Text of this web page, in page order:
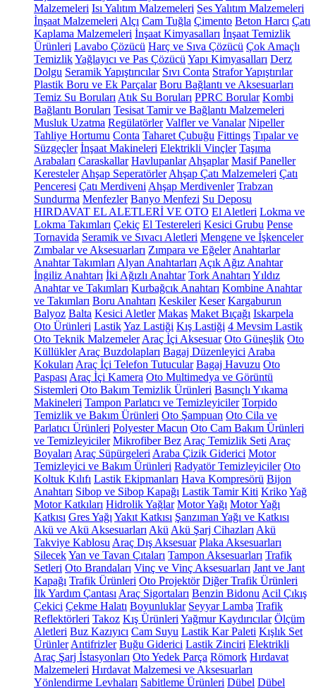
Malzemeleri Isı Yalıtım Malzemeleri Ses Yalıtım Malzemeleri
İnşaat Malzemeleri Alçı Cam Tuğla Çimento Beton Harcı Çatı
Kaplama Malzemeleri İnşaat Kimyasalları İnşaat Temizlik
Ürünleri Lavabo Çözücü Harç ve Sıva Çözücü Çok Amaçlı
TemizlikYağlayıcı ve Pas Çözücü Yapı Kimyasalları Derz
Dolgu Seramik Yapıştırıcılar Sıvı Conta Strafor Yapıştırılar
Plastik Boru ve Ek Parçalar Boru Bağlantı ve Aksesuarları
Temiz Su Boruları Atık Su Boruları PPRC Borular Kombi
Bağlantı Boruları Tesisat Tamir ve Bağlantı Malzemeleri
Musluk Uzatma Regülatörler Valfler ve Vanalar Nipeller
Tahliye Hortumu Conta Taharet Çubuğu Fittings Tıpalar ve
Süzgeçler İnşaat Makineleri Elektrikli Vinçler Taşıma
Arabaları Caraskallar Havlupanlar Ahşaplar Masif Paneller
Keresteler Ahşap Seperatörler Ahşap Çatı Malzemeleri Çatı
Penceresi Çatı Merdiveni Ahşap Merdivenler Trabzan
Sundurma Menfezler Banyo Menfezi Su Deposu
HIRDAVAT EL ALETLERİ VE OTO El Aletleri Lokma ve
Lokma Takımları Çekiç El Testereleri Kesici Grubu Pense
Tornavida Seramik ve Sıvacı Aletleri Mengene ve İşkenceler
Zımbalar ve Aksesuarları Zımpara ve Eğeler Anahtarlar
Anahtar Takımları Alyan Anahtarları Açık Ağız Anahtar
İngiliz Anahtarı İki Ağızlı Anahtar Tork Anahtarı Yıldız
Anahtar ve Takımları Kurbağcık Anahtarı Kombine Anahtar
ve Takımları Boru Anahtarı Keskiler Keser Kargaburun
Balyoz Balta Kesici Aletler Makas Maket Bıçağı Iskarpela
Oto Ürünleri LastikYaz Lastiği Kış Lastiği 4 Mevsim Lastik
Oto Teknik Malzemeler Araç İçi Aksesuar Oto Güneşlik Oto
Küllükler Araç Buzdolapları Bagaj Düzenleyici Araba
Kokuları Araç İçi Telefon Tutucular Bagaj Havuzu Oto
Paspası Araç İçi Kamera Oto Multimedya ve Görüntü
Sistemleri Oto Bakım Temizlik Ürünleri Basınçlı Yıkama
Makineleri Tampon Parlatıcı ve Temizleyiciler Torpido
Temizlik ve Bakım Ürünleri Oto Şampuan Oto Cila ve
Parlatıcı Ürünleri Polyester Macun Oto Cam Bakım Ürünleri
ve Temizleyiciler Mikrofiber Bez Araç Temizlik Seti Araç
Boyaları Araç Süpürgeleri Araba Çizik Giderici Motor
Temizleyici ve Bakım Ürünleri Radyatör Temizleyiciler Oto
Koltuk Kılıfı Lastik Ekipmanları Hava Kompresörü Bijon
Anahtarı Sibop ve Sibop Kapağı Lastik Tamir Kiti KrikoYağ
Motor Katkıları Hidrolik Yağlar Motor Yağı Motor Yağı
Katkısı Gres Yağı Yakıt Katkısı Şanzıman Yağı ve Katkısı
Akü ve Akü Aksesuarları Akü Akü Şarj Cihazları Akü
Takviye Kablosu Araç Dış Aksesuar Plaka Aksesuarları
SilecekYan ve Tavan Çıtaları Tampon Aksesuarları Trafik
Setleri Oto Brandaları Vinç ve Vinç Aksesuarları Jant ve Jant
Kapağı Trafik Ürünleri Oto Projektör Diğer Trafik Ürünleri
İlk Yardım Çantası Araç Sigortaları Benzin Bidonu Acil Çıkış
Çekici Çekme Halatı Boyunluklar Seyyar Lamba Trafik
Reflektörleri Takoz Kış Ürünleri Yağmur Kaydırıcılar Ölçüm
Aletleri Buz Kazıyıcı Cam Suyu Lastik Kar Paleti Kışlık Set
Ürünler Antifrizler Buğu Giderici Lastik Zinciri Elektrikli
Araç Şarj İstasyonları Oto Yedek Parça Römork Hırdavat
Malzemeleri Hırdavat Malzemesi ve Aksesuarları
Yönlendirme Levhaları Sabitleme Ürünleri Dübel Dübel